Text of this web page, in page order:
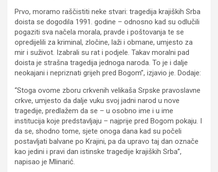
Prvo, moramo raščistiti neke stvari: tragedija krajiških Srba
doista se dogodila 1991. godine – odnosno kad su odlučili
pogaziti sva načela morala, pravde i poštovanja te se
opredijelili za kriminal, zločine, laži i obmane, umjesto za
mir i suživot. Izabrali su rat i podjele. Takav moralni pad
doista je strašna tragedija jednoga naroda. To je i dalje
neokajani i nepriznati grijeh pred Bogom”, izjavio je. Dodaje:
“Stoga ovome zboru crkvenih velikaša Srpske pravoslavne
crkve, umjesto da dalje vuku svoj jadni narod u nove
tragedije, predlažem da se – u osobno ime i u ime
institucija koje predstavljaju – najprije pred Bogom pokaju. I
da se, shodno tome, sjete onoga dana kad su počeli
postavljati balvane po Krajini, pa da upravo taj dan označe
kao jedini i pravi dan istinske tragedije krajiških Srba”,
napisao je Mlinarić.